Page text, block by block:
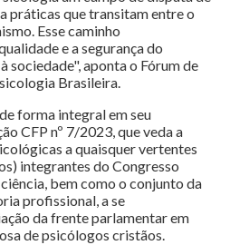
práticas que transitam entre o
Esse caminho
e a segurança do
sociedade", aponta o Fórum de
Brasileira.
forma integral em seu
CFP nº 7/2023, que veda a
a quaisquer vertentes
integrantes do Congresso
bem como o conjunto da
profissional, a se
da frente parlamentar em
de psicólogos cristãos.